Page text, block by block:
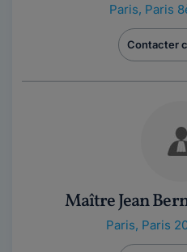
Paris, Paris
Contacter
Maître Jean
Paris, Paris